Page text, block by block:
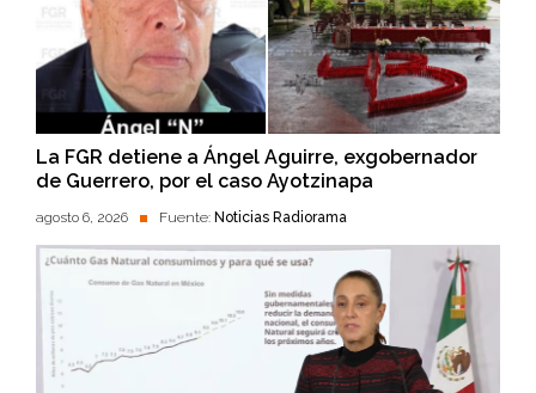
La FGR detiene a Ángel Aguirre, exgobernador
de Guerrero, por el caso Ayotzinapa
agosto 6, 2026 Fuente: Noticias Radiorama